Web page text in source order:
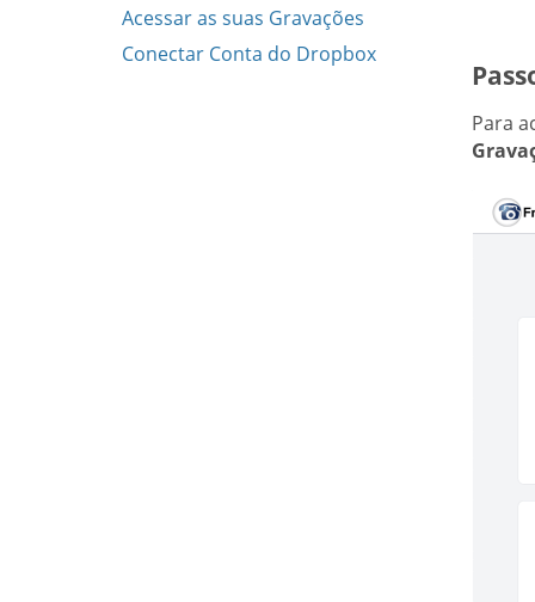
Acessar as suas Gravações
Conectar Conta do Dropbox
Para